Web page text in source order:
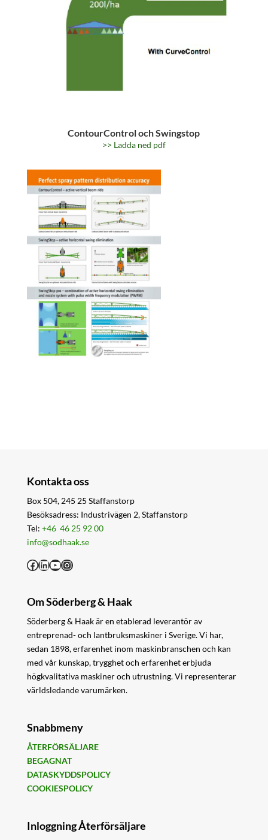
ContourControl och Swingstop
>> Ladda ned pdf
Kontakta oss
Box 504, 245 25 Staffanstorp
Besöksadress: Industrivägen 2, Staffanstorp
Tel: +46 46 25 92 00
info@sodhaak.se
Facebook
LinkedIn
YouTube
Instagram
Om Söderberg & Haak
Söderberg & Haak är en etablerad leverantör av
entreprenad- och lantbruksmaskiner i Sverige. Vi har,
sedan 1898, erfarenhet inom maskinbranschen och kan
med vår kunskap, trygghet och erfarenhet erbjuda
högkvalitativa maskiner och utrustning. Vi representerar
världsledande varumärken.
Snabbmeny
ÅTERFÖRSÄLJARE
BEGAGNAT
DATASKYDDSPOLICY
COOKIESPOLICY
Inloggning Återförsäljare